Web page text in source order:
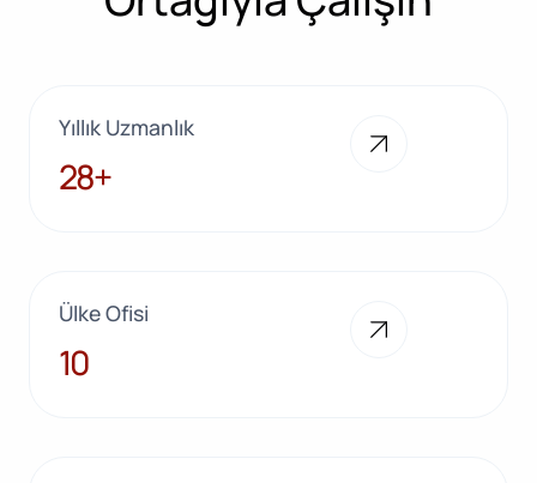
Yıllık Uzmanlık
28+
28+
Ülke Ofisi
10
10